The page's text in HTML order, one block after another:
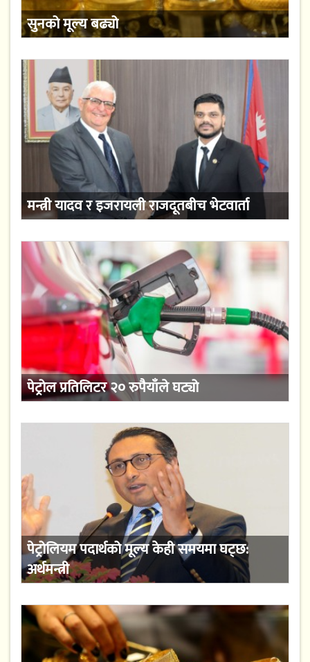
सुनको मूल्य बढ्यो
मन्त्री यादव र इजरायली राजदूतबीच भेटवार्ता
पेट्रोल प्रतिलिटर २० रुपैयाँले घट्यो
पेट्रोलियम पदार्थको मूल्य केही समयमा घट्छ:
अर्थमन्त्री